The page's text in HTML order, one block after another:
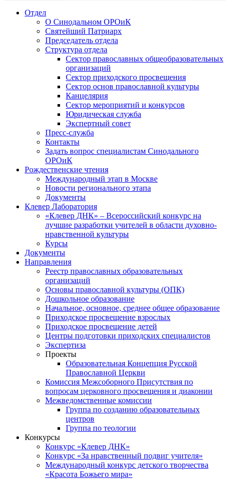
Отдел
О Синодальном ОРОиК
Святейший Патриарх
Председатель отдела
Структура отдела
Сектор православных общеобразовательных
организаций
Сектор приходского просвещения
Сектор основ православной культуры
Канцелярия
Сектор мероприятий и конкурсов
Юридическая служба
Экспертный совет
Пресс-служба
Контакты
Задать вопрос специалистам Синодального
ОРОиК
Рождественские чтения
Международный этап в Москве
Новости регионального этапа
Документы
Клевер Лаборатория
«Клевер ДНК» – Всероссийский конкурс на
лучшие разработки учителей в области духовно-
нравственной культуры
Курсы
Документы
Направления
Реестр православных образовательных
организаций
Основы православной культуры (ОПК)
Дошкольное образование
Начальное, основное, среднее общее образование
Приходское просвещение взрослых
Приходское просвещение детей
Центры подготовки приходских специалистов
Экспертиза
Проекты
Образовательная Концепция Русской
Православной Церкви
Комиссия Межсоборного Присутствия по
вопросам церковного просвещения и диаконии
Межведомственные комиссии
Группа по созданию образовательных
центров
Группа по теологии
Конкурсы
Конкурс «Клевер ДНК»
Конкурс «За нравственный подвиг учителя»
Международный конкурс детского творчества
«Красота Божьего мира»